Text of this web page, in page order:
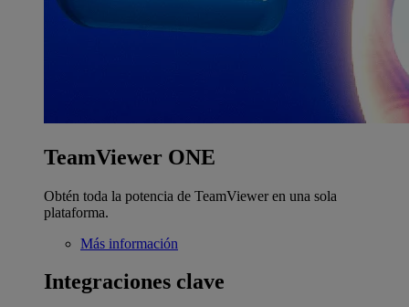
TeamViewer ONE
Obtén toda la potencia de TeamViewer en una sola
plataforma.
Más información
Integraciones clave